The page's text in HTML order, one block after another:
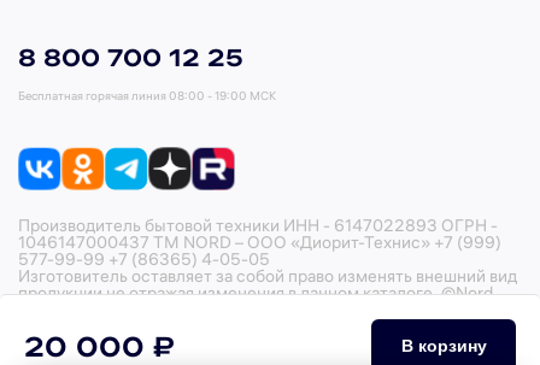
8 800 700 12 25
Бесплатная горячая линия 08:00 - 19:00 МСК
Производитель бытовой техники ИНН - 6147022893 ОГРН -
1046147000437 ТМ NORD – ООО «Диорит-Технис» +7 (999)
577-99-99 +7 (86365) 4-05-05
Изготовитель оставляет за собой право изменять внешний вид
продукции не отражая изменения в данном каталоге. ©Nord,
20 000 ₽ В корзину